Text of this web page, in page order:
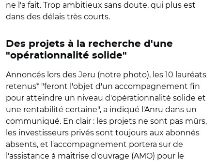
ne l'a fait. Trop ambitieux sans doute, qui plus est
dans des délais très courts.
Des projets à la recherche d'une
"opérationnalité solide"
Annoncés lors des Jeru (notre photo), les 10 lauréats
retenus* "feront l'objet d'un accompagnement fin
pour atteindre un niveau d'opérationnalité solide et
une rentabilité certaine", a indiqué l'Anru dans un
communiqué. En clair : les projets ne sont pas mûrs,
les investisseurs privés sont toujours aux abonnés
absents, et l'accompagnement portera sur de
l'assistance à maîtrise d'ouvrage (AMO) pour le